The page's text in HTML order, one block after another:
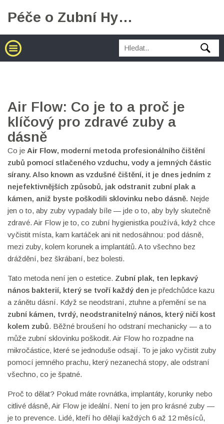
Péče o Zubní Hygienu
Air Flow: Co je to a proč je
klíčový pro zdravé zuby a
dásně
Co je Air Flow, moderní metoda profesionálního čištění
zubů pomocí stlačeného vzduchu, vody a jemných částic
sírany. Also known as vzdušné čištění, it je dnes jedním z
nejefektivnějších způsobů, jak odstranit zubní plak a
kámen, aniž byste poškodili sklovinku nebo dásně. Nejde
jen o to, aby zuby vypadaly bíle — jde o to, aby byly skutečně
zdravé. Air Flow je to, co zubní hygienistka používá, když chce
vyčistit místa, kam kartáček ani nit nedosáhnou: pod dásně,
mezi zuby, kolem korunek a implantátů. A to všechno bez
dráždění, bez škrábaní, bez bolesti.
Tato metoda není jen o estetice. Zubní plak, ten lepkavý
nános bakterií, který se tvoří každý den je předchůdce kazu
a zánětu dásní. Když se neodstraní, ztuhne a přemění se na
zubní kámen, tvrdý, neodstranitelný nános, který ničí kost
kolem zubů. Běžné broušení ho odstraní mechanicky — a to
může zubní sklovinku poškodit. Air Flow ho rozpadne na
mikročástice, které se jednoduše odsají. To je jako vyčistit zuby
pomocí jemného prachu, který nezanechá stopy, ale odstraní
všechno, co je špatné.
Proč to dělat? Pokud máte rovnátka, implantáty, korunky nebo
citlivé dásně, Air Flow je ideální. Není to jen pro krásné zuby —
je to prevence. Lidé, kteří ho dělají každých 6 až 12 měsíců,